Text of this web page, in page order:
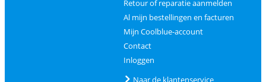
Retour of reparatie aanmelden
Al mijn bestellingen en facturen
Mijn Coolblue-account
Contact
Inloggen
Naar de klantenservice